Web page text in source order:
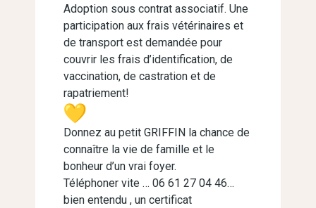
Adoption sous contrat associatif. Une
participation aux frais vétérinaires et
de transport est demandée pour
couvrir les frais d’identification, de
vaccination, de castration et de
rapatriement!
Donnez au petit GRIFFIN la chance de
connaître la vie de famille et le
bonheur d’un vrai foyer.
Téléphoner vite … 06 61 27 04 46…
bien entendu , un certificat